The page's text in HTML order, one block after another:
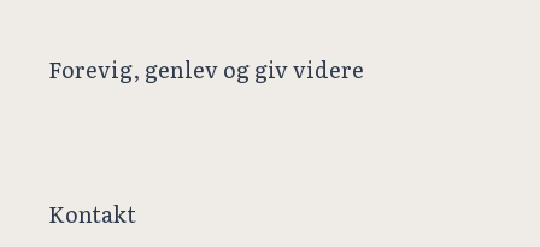
Forevig, genlev og giv videre
Kontakt